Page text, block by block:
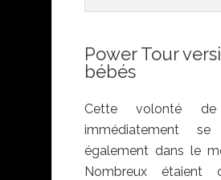
Power Tour
bébés
Cette volonté de
immédiatement se
également dans le
Nombreux étaient